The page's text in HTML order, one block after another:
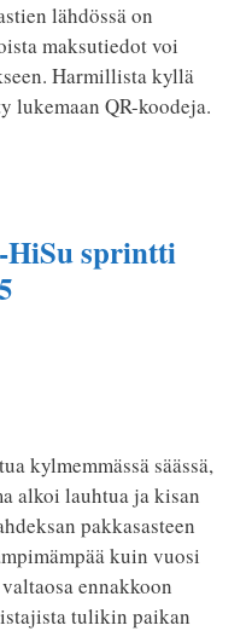
lähdössä on
maksutiedot voi
Harmillista kyllä
lukemaan QR-koodeja.
HiSu sprintti
kylmemmässä säässä,
alkoi lauhtua ja kisan
pakkasasteen
kuin vuosi
ennakkoon
tulikin paikan